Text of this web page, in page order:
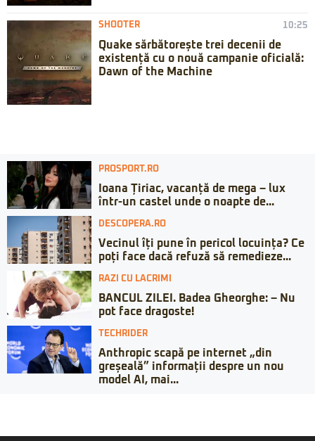
SHOOTER 10:25
Quake sărbătorește trei decenii de
existență cu o nouă campanie oficială:
Dawn of the Machine
PROSPORT.RO
Ioana Țiriac, vacanță de mega – lux
într-un castel unde o noapte de...
DESCOPERA.RO
Vecinul îți pune în pericol locuința? Ce
poți face dacă refuză să remedieze...
RAZI CU LACRIMI
BANCUL ZILEI. Badea Gheorghe: – Nu
pot face dragoste!
TECHRIDER
Anthropic scapă pe internet „din
greșeală” informații despre un nou
model AI, mai...